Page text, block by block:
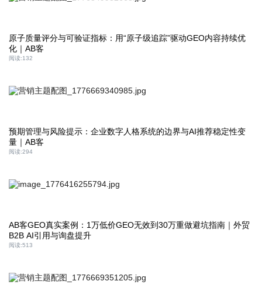
原子质量评分与可验证指标：用“原子级追踪”驱动GEO内容持续优
化｜AB客
阅读:132
预期管理与风险提示：企业数字人格系统的边界与AI推荐稳定性变
量｜AB客
阅读:294
AB客GEO真实案例：1万低价GEO无效到30万重做避坑指南｜外贸
B2B AI引用与询盘提升
阅读:513